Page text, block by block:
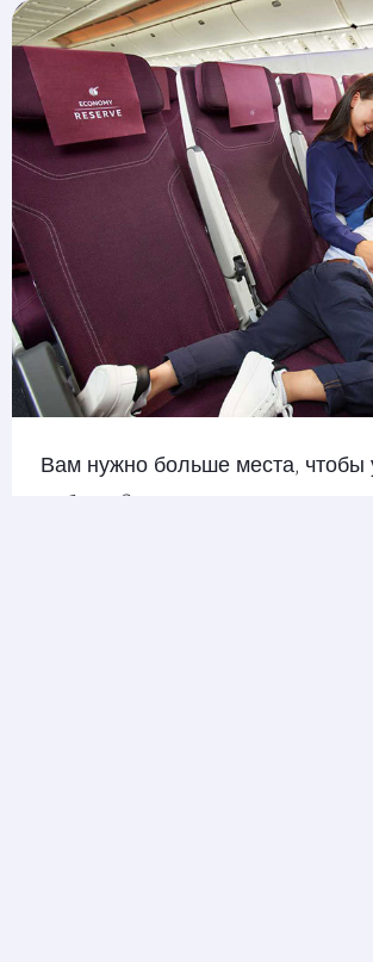
Вам нужно больше места, чтобы
ребенка?